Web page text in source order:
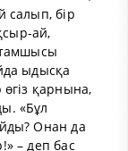
салып, бір
ай,
тамшысы
ыдысқа
қарнына,
«Бұл
Онан да
– деп бас